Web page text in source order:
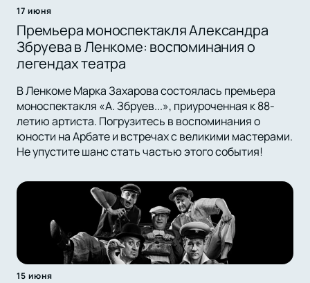
17 июня
Премьера моноспектакля Александра
Збруева в Ленкоме: воспоминания о
легендах театра
В Ленкоме Марка Захарова состоялась премьера
моноспектакля «А. Збруев...», приуроченная к 88-
летию артиста. Погрузитесь в воспоминания о
юности на Арбате и встречах с великими мастерами.
Не упустите шанс стать частью этого события!
15 июня